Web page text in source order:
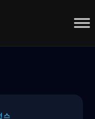
스